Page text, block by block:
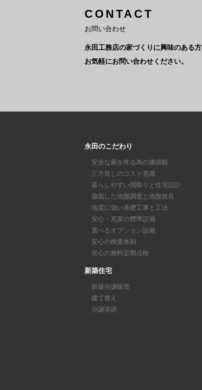
CONTACT
お問い合わせ
永田工務店の家づくりに興味のある
お気軽にお問い合わせください。
永田のこだわり
安全な家を作る為の価値観
三方良しのコスト意識
暮らしやすい間取りと住宅設計
徹底した地盤調査と地盤改良
地震に強い基礎工事と工法
安心・充実の標準設備
選べるオプション設備
安心の検査体制
安心の無料定期点検
新築住宅
新築分譲販売
建て替え
分譲実績